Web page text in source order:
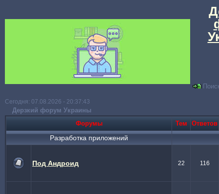
Сегодня: 07.08.2026 - 20:37:43
Дерзкий форум Украины
Форумы
Тем Ответов
Разработка приложений
Под Андроид 22 116